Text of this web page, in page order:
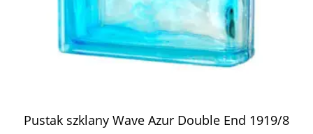
Pustak szklany Wave Azur Double End 1919/8